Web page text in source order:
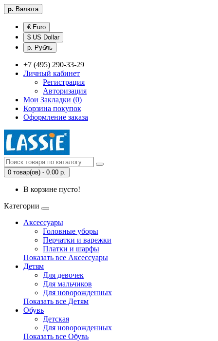
р. Валюта
€ Euro
$ US Dollar
р. Рубль
+7 (495) 290-33-29
Личный кабинет
Регистрация
Авторизация
Мои Закладки (0)
Корзина покупок
Оформление заказа
0 товар(ов) - 0.00 р.
В корзине пусто!
Категории
Аксессуары
Головные уборы
Перчатки и варежки
Платки и шарфы
Показать все Аксессуары
Детям
Для девочек
Для мальчиков
Для новорожденных
Показать все Детям
Обувь
Детская
Для новорожденных
Показать все Обувь